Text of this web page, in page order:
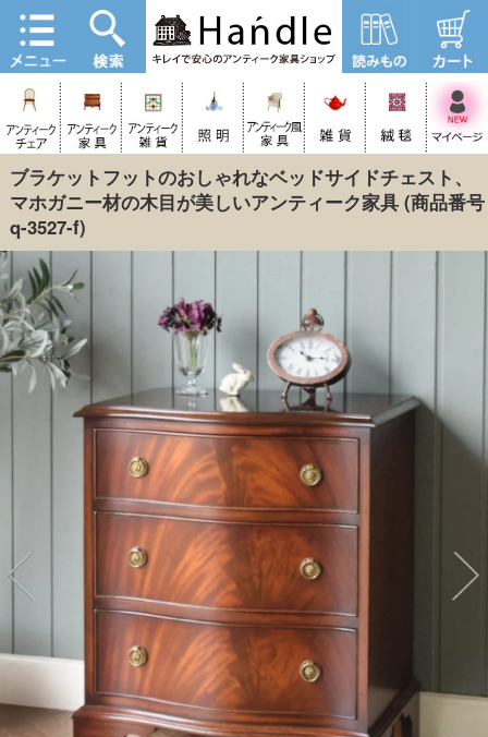
ブラケットフットのおしゃれなベッドサイドチェスト、
マホガニー材の木目が美しいアンティーク家具(商品番号
q-3527-f)